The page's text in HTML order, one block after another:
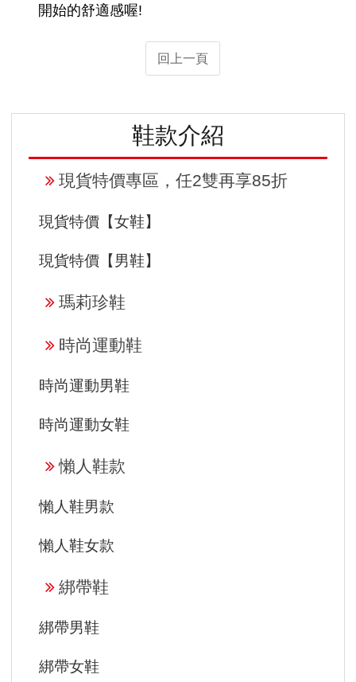
鞋款介紹
現貨特價專區，任2雙再享85折
現貨特價【女鞋】
現貨特價【男鞋】
瑪莉珍鞋
時尚運動鞋
時尚運動男鞋
時尚運動女鞋
懶人鞋款
懶人鞋男款
懶人鞋女款
綁帶鞋
綁帶男鞋
綁帶女鞋
開始的舒適感喔!
回上一頁